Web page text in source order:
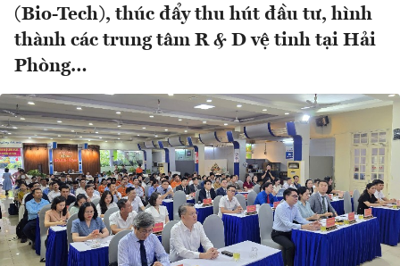
(Bio-Tech), thúc đẩy thu hút đầu tư, hình
thành các trung tâm R & D vệ tinh tại Hải
Phòng…